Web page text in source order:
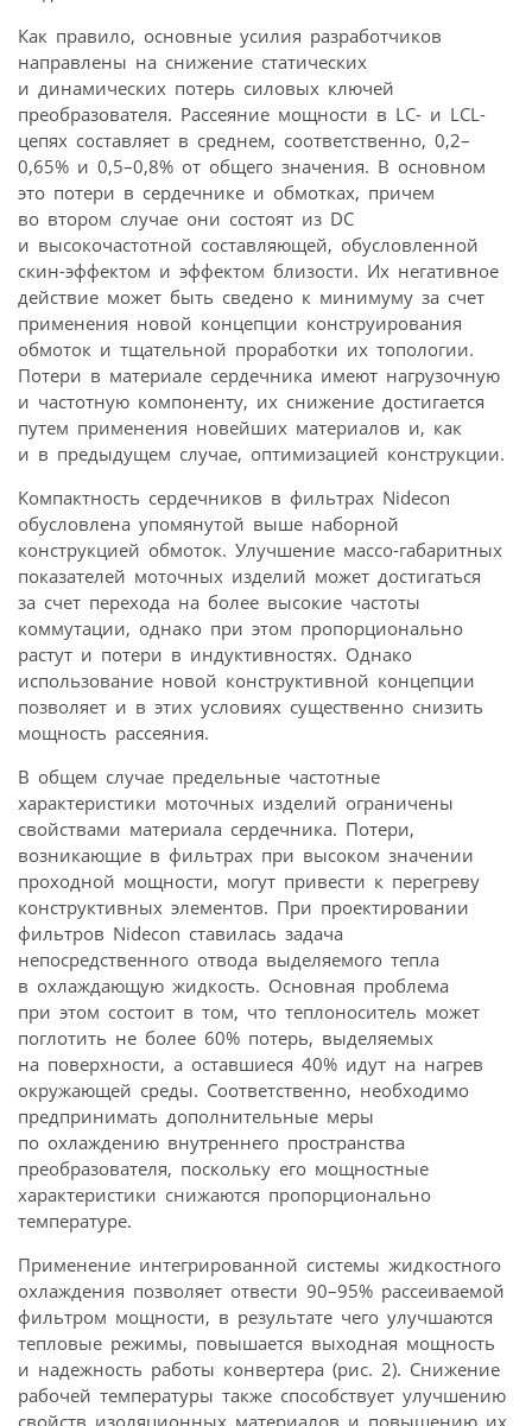
Как правило, основные усилия разработчиков
направлены на снижение статических
и динамических потерь силовых ключей
преобразователя. Рассеяние мощности в LC- и LCL-
цепях составляет в среднем, соответственно, 0,2–
0,65% и 0,5–0,8% от общего значения. В основном
это потери в сердечнике и обмотках, причем
во втором случае они состоят из DC
и высокочастотной составляющей, обусловленной
скин-эффектом и эффектом близости. Их негативное
действие может быть сведено к минимуму за счет
применения новой концепции конструирования
обмоток и тщательной проработки их топологии.
Потери в материале сердечника имеют нагрузочную
и частотную компоненту, их снижение достигается
путем применения новейших материалов и, как
и в предыдущем случае, оптимизацией конструкции.
Компактность сердечников в фильтрах Nidecon
обусловлена упомянутой выше наборной
конструкцией обмоток. Улучшение массо-габаритных
показателей моточных изделий может достигаться
за счет перехода на более высокие частоты
коммутации, однако при этом пропорционально
растут и потери в индуктивностях. Однако
использование новой конструктивной концепции
позволяет и в этих условиях существенно снизить
мощность рассеяния.
В общем случае предельные частотные
характеристики моточных изделий ограничены
свойствами материала сердечника. Потери,
возникающие в фильтрах при высоком значении
проходной мощности, могут привести к перегреву
конструктивных элементов. При проектировании
фильтров Nidecon ставилась задача
непосредственного отвода выделяемого тепла
в охлаждающую жидкость. Основная проблема
при этом состоит в том, что теплоноситель может
поглотить не более 60% потерь, выделяемых
на поверхности, а оставшиеся 40% идут на нагрев
окружающей среды. Соответственно, необходимо
предпринимать дополнительные меры
по охлаждению внутреннего пространства
преобразователя, поскольку его мощностные
характеристики снижаются пропорционально
температуре.
Применение интегрированной системы жидкостного
охлаждения позволяет отвести 90–95% рассеиваемой
фильтром мощности, в результате чего улучшаются
тепловые режимы, повышается выходная мощность
и надежность работы конвертера (рис. 2). Снижение
рабочей температуры также способствует улучшению